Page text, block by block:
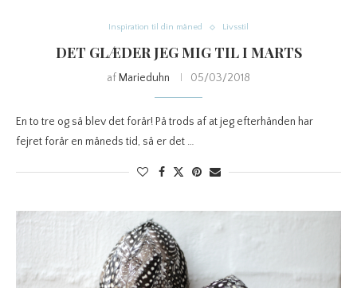
Inspiration til din måned Livsstil
DET GLÆDER JEG MIG TIL I MARTS
af Marieduhn 05/03/2018
En to tre og så blev det forår! På trods af at jeg efterhånden har
fejret forår en måneds tid, så er det …